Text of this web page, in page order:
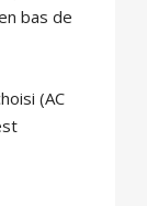
bas de
(AC